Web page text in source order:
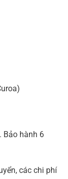
Bảo hành 6
các chi phí